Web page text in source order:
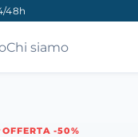
48h
Chi siamo
OFFERTA -50%